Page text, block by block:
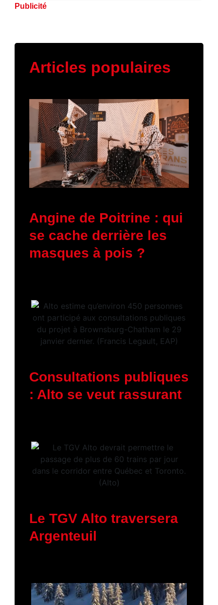
Publicité
Articles populaires
Angine de Poitrine : qui
se cache derrière les
masques à pois ?
Consultations publiques
: Alto se veut rassurant
Le TGV Alto traversera
Argenteuil